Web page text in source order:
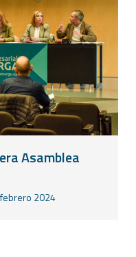
Asamblea
2024